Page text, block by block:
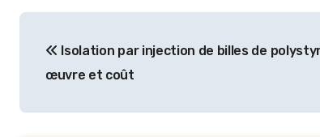
de
Isolation par injection de billes de
œuvre et coût